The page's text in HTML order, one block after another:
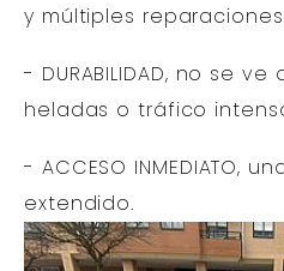
y múltiples
- DURABILIDAD, no se
heladas o tráfico
- ACCESO INMEDIATO,
extendido.